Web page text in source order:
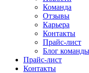
Команда
Отзывы
Карьера
Контакты
Прайс-лист
Блог
Прайс-лист
Контакты